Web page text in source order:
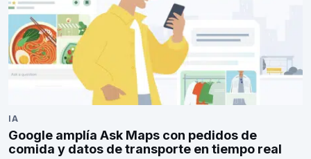
IA
Google amplía Ask Maps con pedidos de
comida y datos de transporte en tiempo real